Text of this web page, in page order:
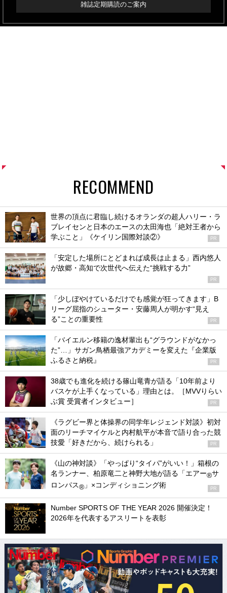
雑誌定期購読のご案内
RECOMMEND
世界の頂点に君臨し続けるオランダの超人ハリー・ラ
ブレイセンと日本のエースの太田海也「絶対王者から
学ぶこと」《ケイリン国際対談②》
PR
「安定した場所にとどまれば成長は止まる」西内悠人
が故郷・高知で次世代へ伝えた“挑戦する力”
PR
「少しぼやけているだけでも感覚が狂ってきます」B
リーグ屈指のシューター・安藤周人が明かす“見え
る”ことの重要性
PR
「バイエルン移籍の逸材輩出も“グラウンドがなかっ
た”…」サガン鳥栖最強アカデミーを変えた『企業版
ふるさと納税』
PR
38歳でも進化を続ける篠山竜青が語る「10年前より
バスケが上手くなっている」理由とは。［MVVりらい
ぶ賞 受賞者インタビュー］
PR
《ラグビー界と体操界の同学年レジェンド対談》初対
面のリーチマイケルと内村航平が本音で語り合った競
技愛「好きだから、続けられる」
PR
《山の神対談》「やっぱり“タイパ”がいい！」箱根の
名ランナー、柏原竜二と神野大地が語る「エアー®サ
ロンパス® 」×コンディショニング術 PR
Number SPORTS OF THE YEAR 2026 開催決定！
2026年を代表するアスリートを表彰